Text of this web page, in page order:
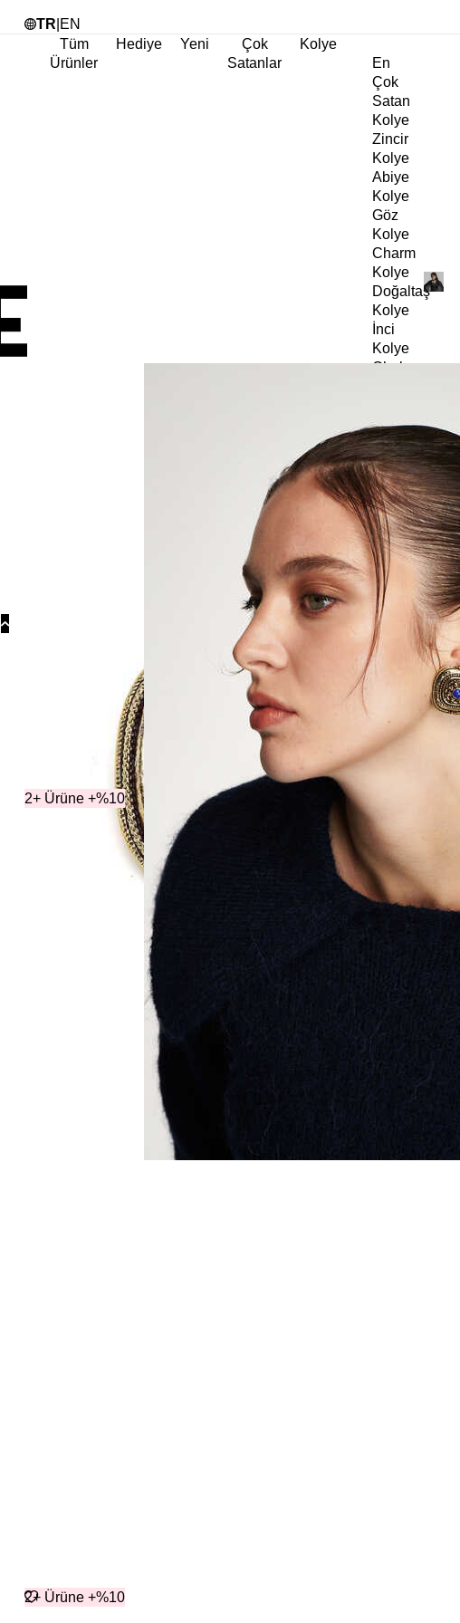
TR EN
Tüm
Ürünler
Hediye Yeni
Çok
Satanlar
Kolye
En
Çok
Satan
Kolye
Zincir
Kolye
Abiye
Kolye
Göz
Kolye
Charm
Kolye
Doğaltaş
Kolye
İnci
Kolye
Choker
Kolye
Gümüş
Kolye
Yonca
Kolye
Kategoriler Küpe
2+ Ürüne +%10
2+ Ürüne +%10